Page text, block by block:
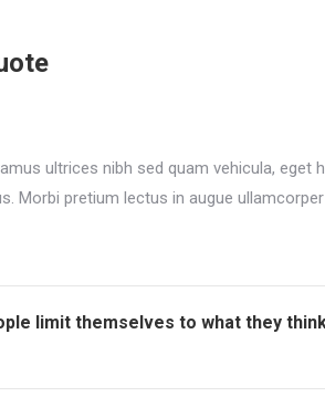
ultrices nibh sed quam vehicula,
Morbi pretium lectus in augue
limit themselves to what they